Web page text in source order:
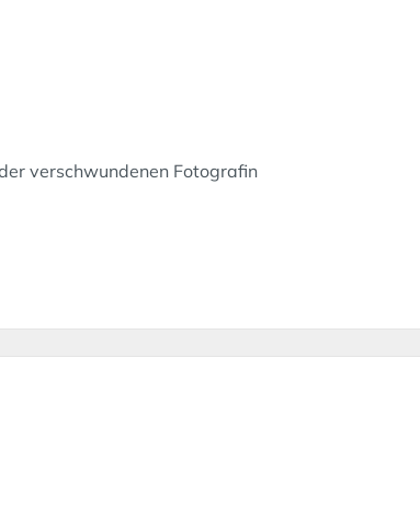
verschwundenen Fotografin